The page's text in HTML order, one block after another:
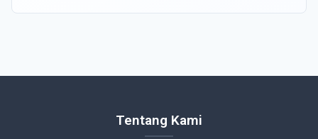
Tentang Kami